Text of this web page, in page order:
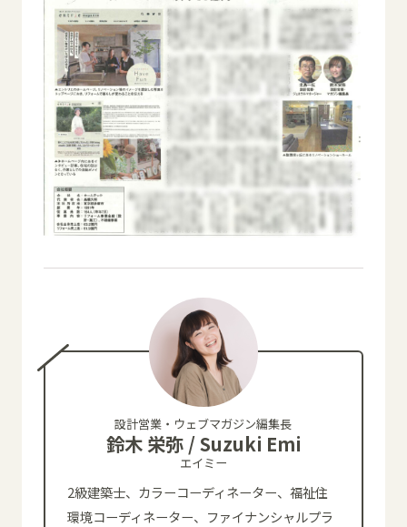
設計営業・ウェブマガジン編集長
鈴木 栄弥 / Suzuki Emi
エイミー
2級建築士、カラーコーディネーター、福祉住
環境コーディネーター、ファイナンシャルプラ